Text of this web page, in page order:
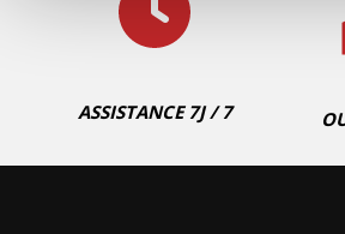
le transport d'équipements. Enfin,
souvent associé à des
performance et économie sur les
polyvalence et le raffinement à
ASSISTANCE 7J / 7